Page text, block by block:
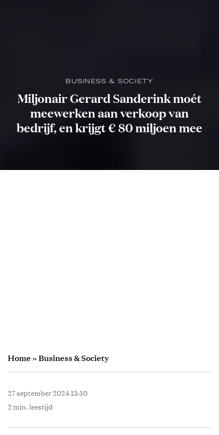
BUSINESS & SOCIETY
Miljonair Gerard Sanderink moét
meewerken aan verkoop van
bedrijf, en krijgt € 80 miljoen mee
Home»Business & Society
27 september 2024 13:50
2 min. leestijd